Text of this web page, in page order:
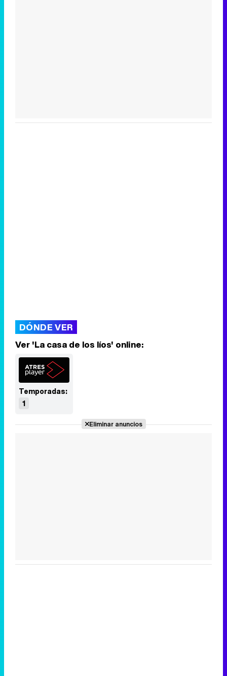
DÓNDE VER
Ver 'La casa de los líos' online:
Temporadas:
1
Eliminar anuncios